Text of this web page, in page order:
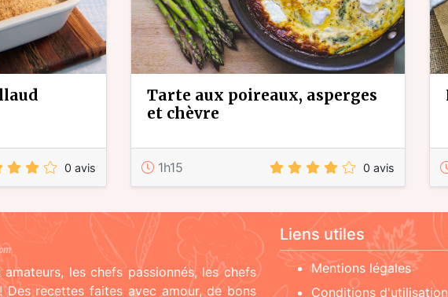
0 avis
tarte aux poireaux, asperges
et chèvre
1h15 0 avis
les chefs passionnés, les chefs
recettes faites avec amour, de bons
Liens utiles
Mentions légales
Conditions d'utilisation